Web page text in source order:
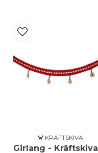
🦀 KRÄFTSKIVA